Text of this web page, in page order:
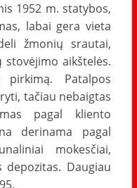
1952 m. statybos,
labai gera vieta
žmonių srautai,
aikštelės.
Patalpos
tačiau nebaigtas
pagal kliento
derinama pagal
mokesčiai,
depozitas. Daugiau